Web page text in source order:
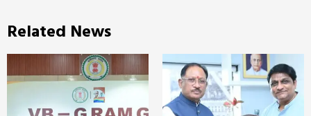
Related News